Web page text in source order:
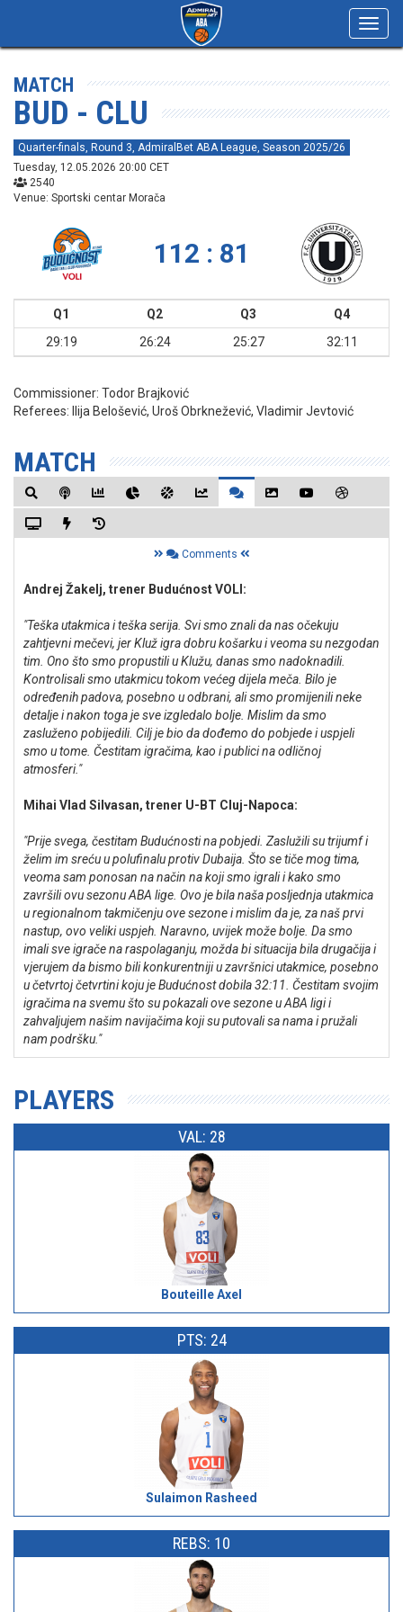
MATCH
BUD - CLU
Quarter-finals, Round 3, AdmiralBet ABA League, Season 2025/26
Tuesday, 12.05.2026 20:00 CET
2540
Venue: Sportski centar Morača
112 : 81
Q1 Q2 Q3
Q4
29:19
26:24 25:27 32:11
Commissioner: Todor Brajković
Referees:
Ilija Belošević, Uroš Obrknežević, Vladimir Jevtović
MATCH
Comments
Andrej Žakelj, trener Budućnost VOLI:
"Teška utakmica i teška serija. Svi smo znali da nas očekuju
zahtjevni mečevi, jer Kluž igra dobru košarku i veoma su nezgodan
tim. Ono što smo propustili u Klužu, danas smo nadoknadili.
Kontrolisali smo utakmicu tokom većeg dijela meča. Bilo je
određenih padova, posebno u odbrani, ali smo promijenili neke
detalje i nakon toga je sve izgledalo bolje. Mislim da smo
zasluženo pobijedili. Cilj je bio da dođemo do pobjede i uspjeli
smo u tome. Čestitam igračima, kao i publici na odličnoj
atmosferi."
Mihai Vlad Silvasan, trener U-BT Cluj-Napoca:
"Prije svega, čestitam Budućnosti na pobjedi. Zaslužili su trijumf i
želim im sreću u polufinalu protiv Dubaija. Što se tiče mog tima,
veoma sam ponosan na način na koji smo igrali i kako smo
završili ovu sezonu ABA lige. Ovo je bila naša posljednja utakmica
u regionalnom takmičenju ove sezone i mislim da je, za naš prvi
nastup, ovo veliki uspjeh. Naravno, uvijek može bolje. Da smo
imali sve igrače na raspolaganju, možda bi situacija bila drugačija i
vjerujem da bismo bili konkurentniji u završnici utakmice, posebno
u četvrtoj četvrtini koju je Budućnost dobila 32:11. Čestitam svojim
igračima na svemu što su pokazali ove sezone u ABA ligi i
zahvaljujem našim navijačima koji su putovali sa nama i pružali
nam podršku."
PLAYERS
VAL: 28
Bouteille Axel
PTS: 24
Sulaimon Rasheed
REBS: 10